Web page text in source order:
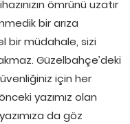
ömrünü uzatır
bir arıza
bir müdahale, sizi
Güzelbahçe’deki
için her
yazımız olan
da göz